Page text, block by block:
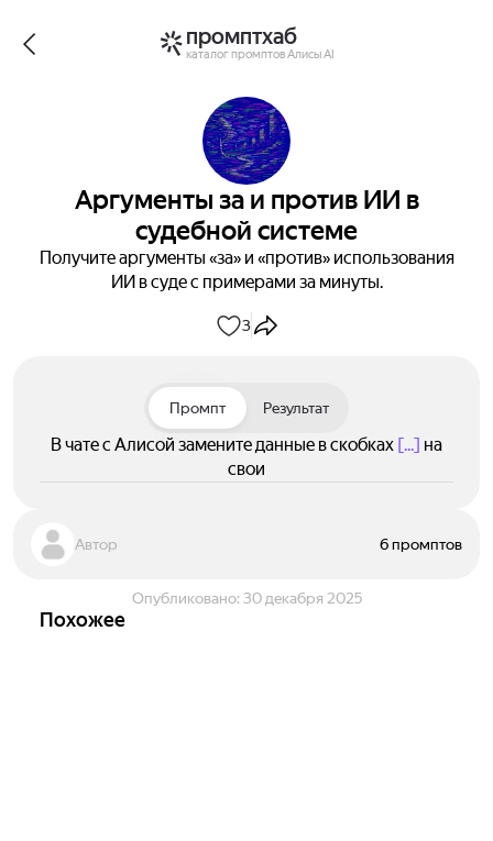
промптхаб
каталог промптов Алисы AI
Аргументы за и против ИИ в
судебной системе
Получите аргументы «за» и «против» использования
ИИ в суде с примерами за минуты.
3
Промпт Результат
В чате с Алисой замените данные в скобках [...] на
свои
Автор 6 промптов
Опубликовано: 30 декабря 2025
Похожее